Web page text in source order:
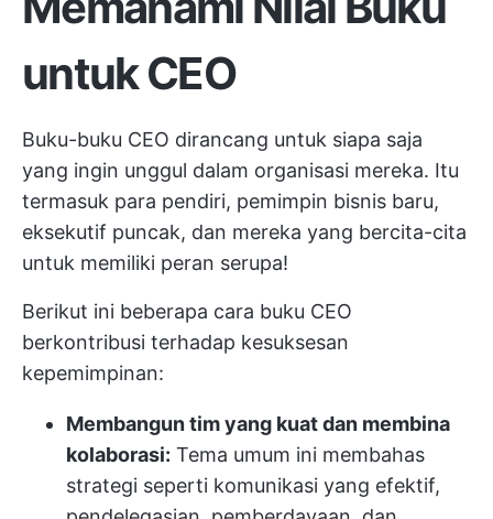
untuk CEO
Buku-buku CEO dirancang untuk siapa saja
yang ingin unggul dalam organisasi mereka. Itu
termasuk para pendiri, pemimpin bisnis baru,
eksekutif puncak, dan mereka yang bercita-cita
untuk memiliki peran serupa!
Berikut ini beberapa cara buku CEO
berkontribusi terhadap kesuksesan
kepemimpinan:
Membangun tim yang kuat dan membina
kolaborasi: Tema umum ini membahas
strategi seperti komunikasi yang efektif,